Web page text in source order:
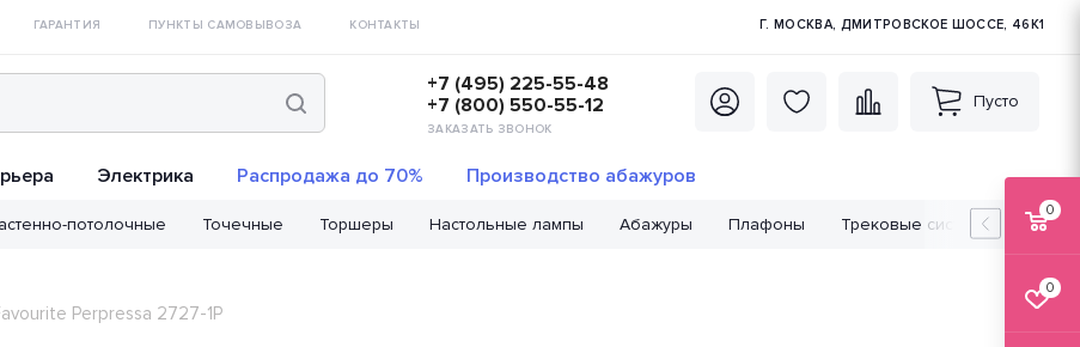
ГАРАНТИЯ ПУНКТЫ САМОВЫВОЗА КОНТАКТЫ Г. МОСКВА, ДМИТРОВСКОЕ ШОССЕ, 46К1
+7 (495) 225-55-48
+7 (800) 550-55-12
ЗАКАЗАТЬ ЗВОНОК
Пусто
потолочные Точечные Торшеры Настольные лампы Абажуры Плафоны Трековые системы
Электрика Распродажа до 70% Производство абажуров
Perpressa 2727-1P
0
0